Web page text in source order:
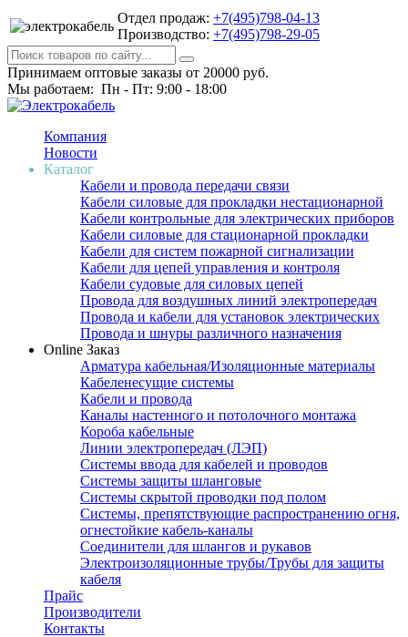
Отдел продаж: +7(495)798-04-13
Производство: +7(495)798-29-05
Принимаем оптовые заказы от 20000 руб.
Мы работаем: Пн - Пт: 9:00 - 18:00
Компания
Новости
Каталог
Кабели и провода передачи связи
Кабели силовые для прокладки нестационарной
Кабели контрольные для электрических приборов
Кабели силовые для стационарной прокладки
Кабели для систем пожарной сигнализации
Кабели для цепей управления и контроля
Кабели судовые для силовых цепей
Провода для воздушных линий электропередач
Провода и кабели для установок электрических
Провода и шнуры различного назначения
Online Заказ
Арматура кабельная/Изоляционные материалы
Кабеленесущие системы
Кабели и провода
Каналы настенного и потолочного монтажа
Короба кабельные
Линии электропередач (ЛЭП)
Системы ввода для кабелей и проводов
Системы защиты шланговые
Системы скрытой проводки под полом
Системы, препятствующие распространению огня,
огнестойкие кабель-каналы
Соединители для шлангов и рукавов
Электроизоляционные трубы/Трубы для защиты
кабеля
Прайс
Производители
Контакты